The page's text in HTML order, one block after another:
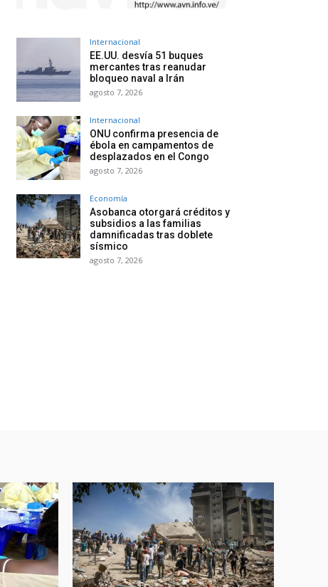
Internacional
EE.UU. desvía 51 buques
mercantes tras reanudar
bloqueo naval a Irán
agosto 7, 2026
Internacional
ONU confirma presencia de
ébola en campamentos de
desplazados en el Congo
agosto 7, 2026
Economía
Asobanca otorgará créditos y
subsidios a las familias
damnificadas tras doblete
sísmico
agosto 7, 2026